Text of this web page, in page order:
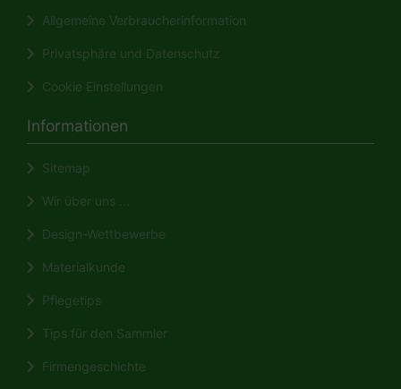
Allgemeine Verbraucherinformation
Privatsphäre und Datenschutz
Cookie Einstellungen
Informationen
Sitemap
Wir über uns ...
Design-Wettbewerbe
Materialkunde
Pflegetips
Tips für den Sammler
Firmengeschichte